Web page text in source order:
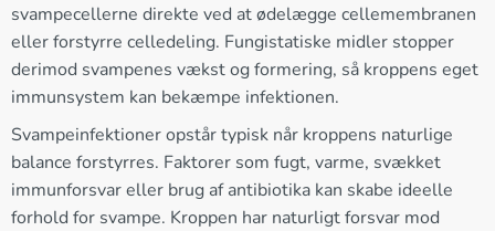
svampecellerne direkte ved at ødelægge cellemembranen
eller forstyrre celledeling. Fungistatiske midler stopper
derimod svampenes vækst og formering, så kroppens eget
immunsystem kan bekæmpe infektionen.
Svampeinfektioner opstår typisk når kroppens naturlige
balance forstyrres. Faktorer som fugt, varme, svækket
immunforsvar eller brug af antibiotika kan skabe ideelle
forhold for svampe. Kroppen har naturligt forsvar mod